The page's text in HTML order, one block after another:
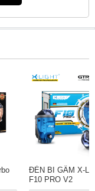
ĐÈN BI GẦM X-
F10 PRO V2